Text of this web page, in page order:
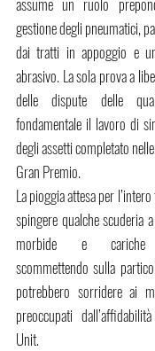
gestione degli pneumatici,
dai tratti in appoggio e
abrasivo. La sola prova a
delle dispute delle
fondamentale il lavoro di
degli assetti completato
Gran Premio.
La pioggia attesa per
spingere qualche scuderia
morbide e cariche
scommettendo sulla
potrebbero sorridere ai
preoccupati
Unit.